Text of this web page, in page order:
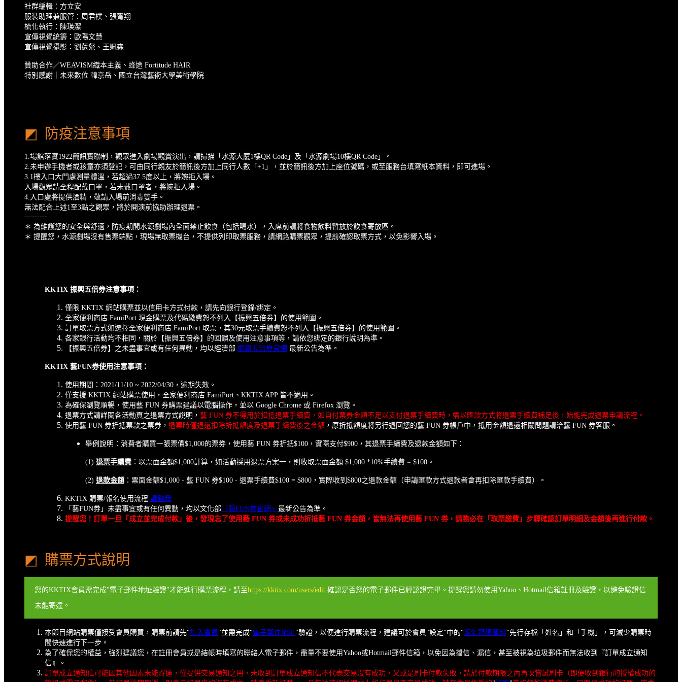
社群編輯：方立安
服裝助理兼服管：周君樸、張甯翔
梳化執行：陳瑛潔
宣傳視覺統籌：歐陽文慧
宣傳視覺攝影：劉薳粲、王姵森
贊助合作／WEAVISM織本主義、蜂途 Fortitude HAIR
特別感謝｜未來數位 韓京岳、國立台灣藝術大學美術學院
◩ 防疫注意事項
1.場館落實1922簡訊實聯制，觀眾進入劇場觀賞演出，請掃描「水源大廈1樓QR Code」及「水源劇場10樓QR Code」。
2.未申辦手機者或孩童亦須登記，可由同行親友於簡訊後方加上同行人數「+1」，並於簡訊後方加上座位號碼，或至服務台填寫紙本資料，即可進場。
3.1樓入口大門處測量體溫，若超過37.5度以上，將婉拒入場。
入場觀眾請全程配戴口罩，若未戴口罩者，將婉拒入場。
4.入口處將提供酒精，敬請入場前消毒雙手。
無法配合上述1️至3️點之觀眾，將於開演前協助辦理退票。
---------
＊ 為維護您的安全與舒適，防疫期間水源劇場內全面禁止飲食（包括喝水），入席前請將食物飲料暫放於飲食寄放區。
＊ 提醒您，水源劇場沒有售票端點，現場無取票機台，不提供列印取票服務，請網路購票觀眾，提前確認取票方式，以免影響入場。
KKTIX 振興五倍券注意事項：
僅限 KKTIX 網站購票並以信用卡方式付款，請先向銀行登錄/綁定。
全家便利商店 FamiPort 現金購票及代碼繳費恕不列入【振興五倍券】的使用範圍。
訂單取票方式如選擇全家便利商店 FamiPort 取票，其30元取票手續費恕不列入【振興五倍券】的使用範圍。
各家銀行活動均不相同，關於【振興五倍券】的回饋及使用注意事項等，請依您綁定的銀行說明為準。
【振興五倍券】之未盡事宜或有任何異動，均以經濟部 振興五倍券官網 最新公告為準。
KKTIX 藝FUN券使用注意事項：
使用期間：2021/11/10 ~ 2022/04/30，逾期失效。
僅支援 KKTIX 網站購票使用，全家便利商店 FamiPort、KKTIX APP 皆不適用。
為確保瀏覽順暢，使用藝 FUN 券購票建議以電腦操作，並以 Google Chrome 或 Firefox 瀏覽。
退票方式請詳閱各活動頁之退票方式說明， 藝 FUN 券不得用於扣抵退票手續費，如自付票券金額不足以支付退票手續費時，需以匯款方式將退票手續費補足後，始能完成退票申請流程。
使用藝 FUN 券折抵票款之票券， 退票時僅退還扣除折抵額度及退票手續費後之金額 ，原折抵額度將另行退回您的藝 FUN 券帳戶中，抵用金額退還相關問題請洽藝 FUN 券客服。
舉例說明：消費者購買一張票價$1,000的票券，使用藝 FUN 券折抵$100，實際支付$900，其退票手續費及退款金額如下：
(1) 退票手續費 ：以票面金額$1,000計算，如活動採用退票方案一，則收取票面金額 $1,000 *10%手續費 = $100。
(2) 退款金額 ：票面金額$1,000 - 藝 FUN 券$100 - 退票手續費$100 = $800，實際收到$800之退款金額（申請匯款方式退款者會再扣除匯款手續費）。
KKTIX 購票/報名使用流程 請點我
「藝FUN券」未盡事宜或有任何異動，均以文化部 「藝FUN券官網」 最新公告為準。
提醒您！訂單一旦「成立並完成付款」後，發現忘了使用藝 FUN 券或未成功折抵藝 FUN 券金額，皆無法再使用藝 FUN 券，請務必在「取票繳費」步驟確認訂單明細及金額後再進行付款。
◩ 購票方式說明
您的KKTIX會員需完成"電子郵件地址驗證"才能進行購票流程，請至https://kktix.com/users/edit 確認是否您的電子郵件已經認證完畢。提醒您請勿使用Yahoo、Hotmail信箱註冊及驗證，以避免驗證信
未能寄達。
本節目網站購票僅接受會員購買，購票前請先"加入會員 "並需完成"電子郵件地址"驗證，以便進行購票流程，建議可於會員"設定"中的"報名預填資料"先行存檔「姓名」和「手機」，可減少購票時
間快速進行下一步。
為了確保您的權益，強烈建議您，在註冊會員或是結帳時填寫的聯絡人電子郵件，盡量不要使用Yahoo或Hotmail郵件信箱，以免因為擋信、漏信，甚至被視為垃圾郵件而無法收到『訂單成立通知
信』。
訂單成立通知信可能因其他因素未能寄達，僅提供交易通知之用，未收到訂單成立通知信不代表交易沒有成功，又或是刷卡付款失敗，請於付款期限之內再次嘗試刷卡（即便收到銀行的授權成功的